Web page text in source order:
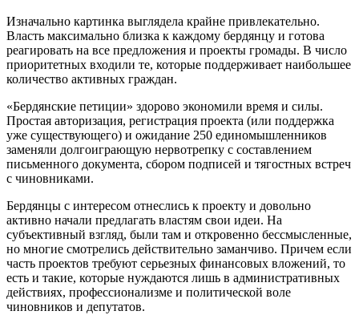
Изначально картинка выглядела крайне привлекательно.
Власть максимально близка к каждому бердянцу и готова
реагировать на все предложения и проекты громады. В число
приоритетных входили те, которые поддерживает наибольшее
количество активных граждан.
«Бердянские петиции» здорово экономили время и силы.
Простая авторизация, регистрация проекта (или поддержка
уже существующего) и ожидание 250 единомышленников
заменяли долгоиграющую нервотрепку с составлением
письменного документа, сбором подписей и тягостных встреч
с чиновниками.
Бердянцы с интересом отнеслись к проекту и довольно
активно начали предлагать властям свои идеи. На
субъективный взгляд, были там и откровенно бессмысленные,
но многие смотрелись действительно заманчиво. Причем если
часть проектов требуют серьезных финансовых вложений, то
есть и такие, которые нуждаются лишь в административных
действиях, профессионализме и политической воле
чиновников и депутатов.